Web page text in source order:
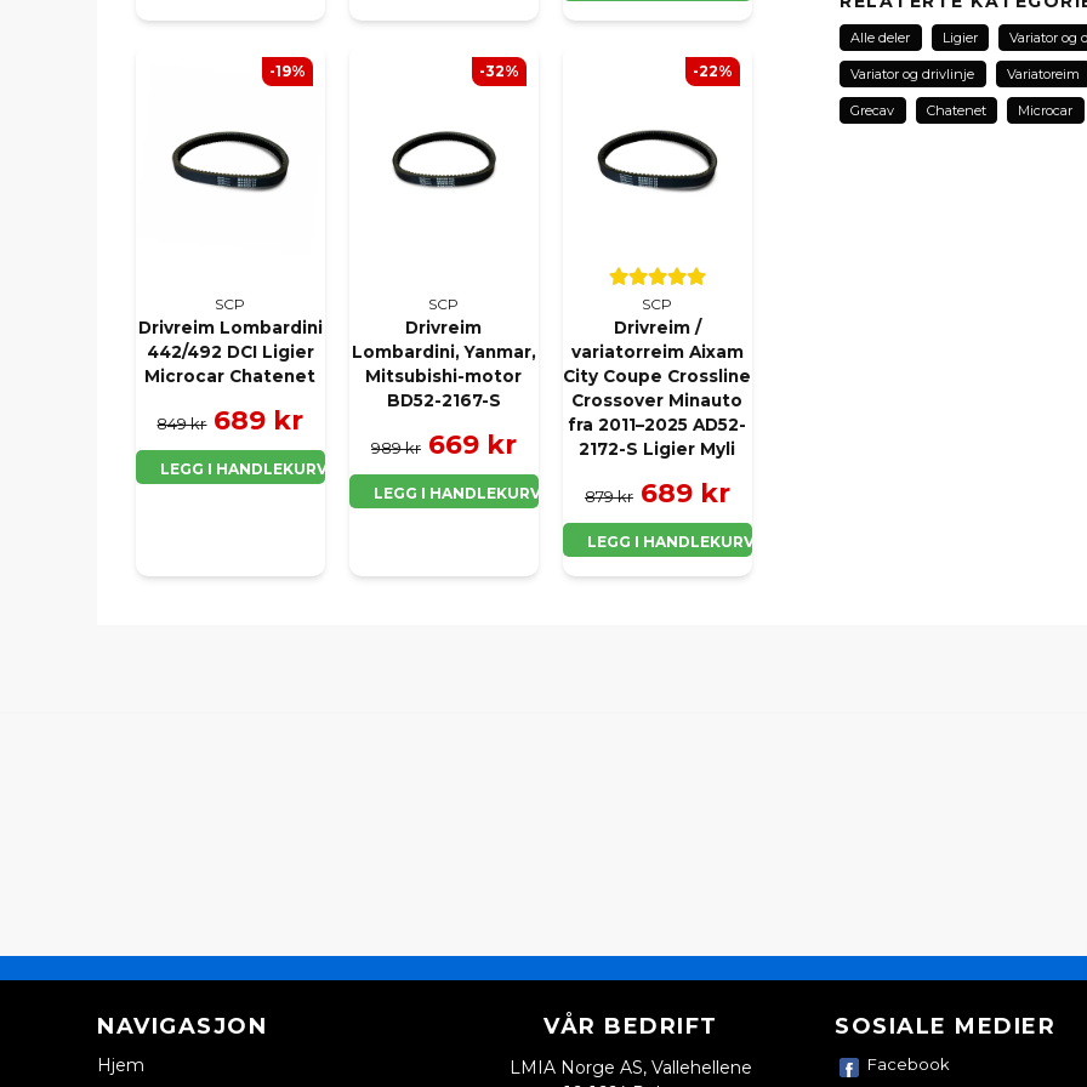
SCP
Drivreim Lombardini
442/492 DCI Ligier
Microcar Chatenet
849 kr 689 kr
LEGG I HANDLEKURV
-19%
SCP
Drivreim
Lombardini, Yanmar,
Mitsubishi-motor
BD52-2167-S
989 kr 669 kr
LEGG I HANDLEKURV
-32%
SCP
Drivreim /
variatorreim Aixam
City Coupe Crossline
Crossover Minauto
fra 2011–2025 AD52-
2172-S Ligier Myli
879 kr 689 kr
LEGG I HANDLEKURV
-22%
name
Navn
Alle deler Ligier Variator og
Variator og drivlinje Variatoreim
Grecav Chatenet Microcar
NAVIGASJON
Hjem
VÅR BEDRIFT
LMIA Norge AS, Vallehellene
SOSIALE MEDIER
Facebook